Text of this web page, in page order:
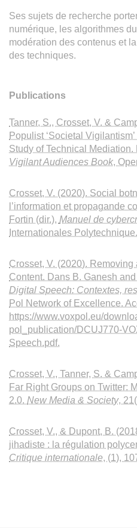
Ses sujets de recherche
numérique, les algorithmes
modération des contenus et
des techniques.
Publications
Tanner, S., Crosset, V. &
Populist ‘Societal
Study of Technical Mediation.
Vigilant Audiences Book,
Crosset, V. (2020). Social
l’information et propagande
Fortin (dir.), Manuel de
Internationales Polytechnique.
Crosset, V. (2020).
Content. Dans B. Ganesh
Digital Speech: Contextes,
Pol Network of Excellence.
https://www.voxpol.eu/
pol_publication/DCUJ770-
Speech.pdf.
Crosset, V., Tanner, S. &
Far Right Groups on Twitter:
2.0. New Media & Society,
Crosset, V., & Dupont, B.
jihadiste : la régulation
Critique internationale, (1),